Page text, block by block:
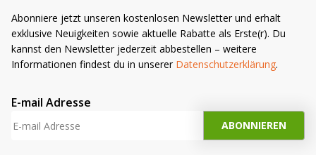
Abonniere jetzt unseren kostenlosen Newsletter und erhalt
exklusive Neuigkeiten sowie aktuelle Rabatte als Erste(r). Du
kannst den Newsletter jederzeit abbestellen – weitere
Informationen findest du in unserer Datenschutzerklärung.
E-mail Adresse